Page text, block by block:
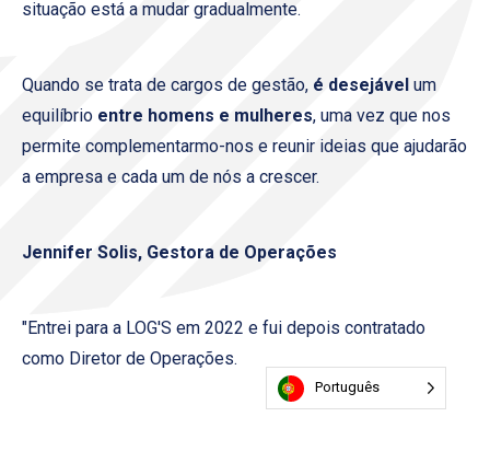
situação está a mudar gradualmente.
Quando se trata de cargos de gestão, é desejável um
equilíbrio entre homens e mulheres, uma vez que nos
permite complementarmo-nos e reunir ideias que ajudarão
a empresa e cada um de nós a crescer.
Jennifer Solis, Gestora de Operações
"Entrei para a LOG'S em 2022 e fui depois contratado
como Diretor de Operações.
Português